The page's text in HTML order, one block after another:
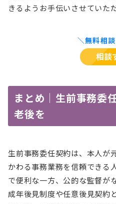
きるようお手伝いさせていた
＼無料相
相談
まとめ｜生前事務委
老後を
生前事務委任契約は、本人が
かわる事務業務を信頼できる
で便利な一方、公的な監督が
成年後見制度や任意後見契約